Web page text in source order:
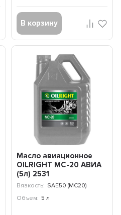
В корзину
Масло авиационное
OILRIGHT МС-20 АВИА
(5л) 2531
Вязкость: SAE50 (МС20)
Объем: 5 л